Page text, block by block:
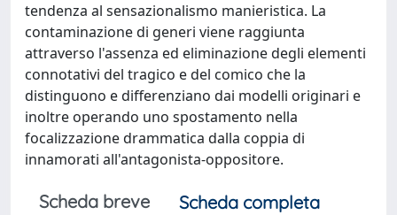
tendenza al sensazionalismo manieristica. La
contaminazione di generi viene raggiunta
attraverso l'assenza ed eliminazione degli elementi
connotativi del tragico e del comico che la
distinguono e differenziano dai modelli originari e
inoltre operando uno spostamento nella
focalizzazione drammatica dalla coppia di
innamorati all'antagonista-oppositore.
Scheda breve
Scheda completa